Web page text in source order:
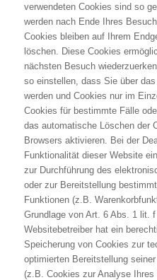
verwendeten Cookies sind so
werden nach Ende Ihres
Cookies bleiben auf Ihrem
löschen. Diese Cookies
nächsten Besuch
so einstellen, dass Sie über
werden und Cookies nur im
Cookies für bestimmte Fälle
das automatische Löschen der
Browsers aktivieren. Bei der
Funktionalität dieser Website
zur Durchführung des
oder zur Bereitstellung
Funktionen (z.B.
Grundlage von Art. 6 Abs. 1 lit.
Websitebetreiber hat ein
Speicherung von Cookies zur
optimierten Bereitstellung
(z.B. Cookies zur Analyse